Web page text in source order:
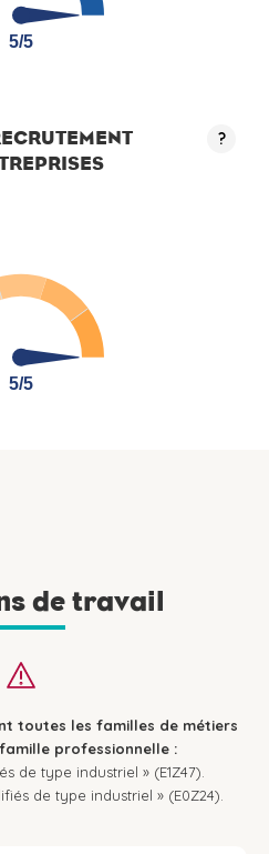
5/5
5/5
?
5/5
5/5
de travail
toutes les familles de métiers
professionnelle :
de type industriel » (E1Z47).
de type industriel » (E0Z24).